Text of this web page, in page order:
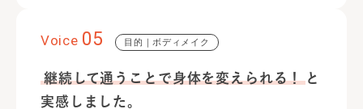
Voice 05 目的｜ボディメイク
継続して通うことで身体を変えられる！ と
実感しました。